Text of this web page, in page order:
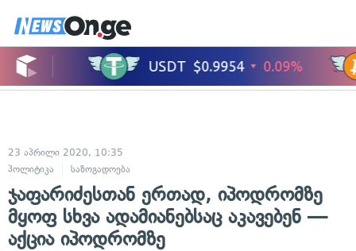
23 აპრილი 2020, 10:35
პოლიტიკა
საზოგადოება
ჯაფარიძესთან ერთად, იპოდრომზე
მყოფ სხვა ადამიანებსაც აკავებენ —
აქცია იპოდრომზე